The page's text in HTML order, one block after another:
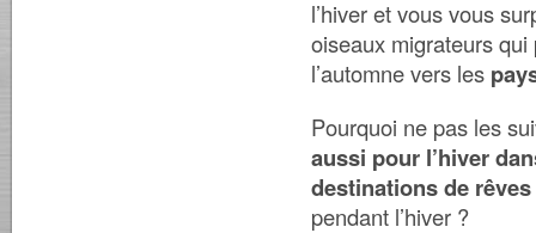
l’hiver et vous vous
oiseaux migrateurs
l’automne vers les
Pourquoi ne pas les
aussi pour l’hiver
destinations de rêves
pendant l’hiver ?